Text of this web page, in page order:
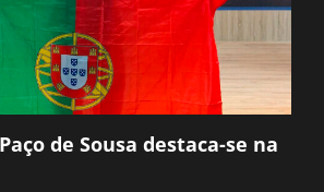
de Sousa destaca-se na